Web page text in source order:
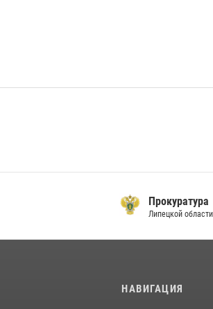
Прокуратура
Липецкой области
НАВИГАЦИЯ